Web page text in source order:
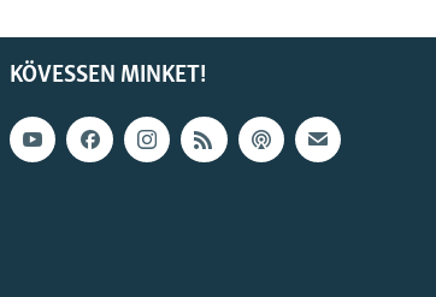
KÖVESSEN MINKET!